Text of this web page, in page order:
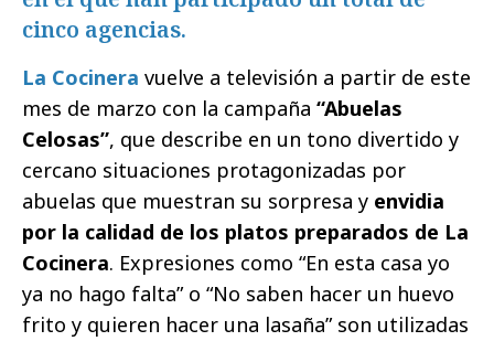
cinco agencias.
La Cocinera vuelve a televisión a partir de este
mes de marzo con la campaña “Abuelas
Celosas”, que describe en un tono divertido y
cercano situaciones protagonizadas por
abuelas que muestran su sorpresa y envidia
por la calidad de los platos preparados de La
Cocinera. Expresiones como “En esta casa yo
ya no hago falta” o “No saben hacer un huevo
frito y quieren hacer una lasaña” son utilizadas